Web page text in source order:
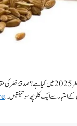
سے ایک کلو چھ سو تینتیس …